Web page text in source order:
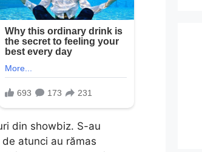
din showbiz. S-au
atunci au rămas